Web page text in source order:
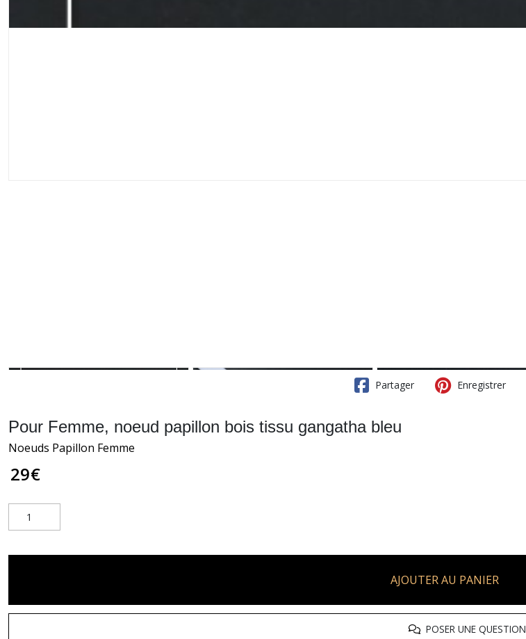
Partager Enregistrer
Pour Femme, noeud papillon bois tissu gangatha bleu
Noeuds Papillon Femme
29€
AJOUTER AU PANIER
POSER UNE QUESTION